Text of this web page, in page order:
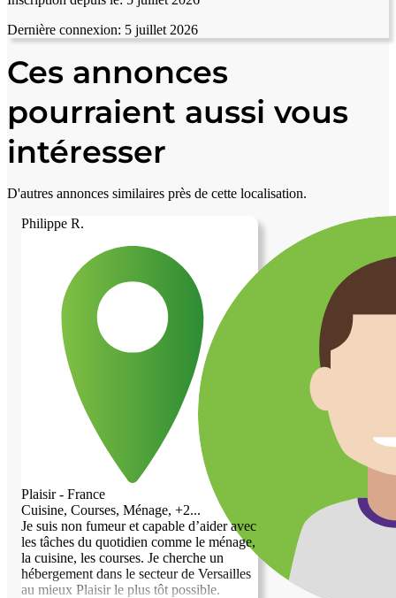
Dernière connexion: 5 juillet 2026
Ces annonces
pourraient aussi vous
intéresser
D'autres annonces similaires près de cette localisation.
Philippe R.
Plaisir - France
Cuisine, Courses, Ménage, +2...
Je suis non fumeur et capable d’aider avec
les tâches du quotidien comme le ménage,
la cuisine, les courses. Je cherche un
hébergement dans le secteur de Versailles
au mieux Plaisir le plus tôt possible.